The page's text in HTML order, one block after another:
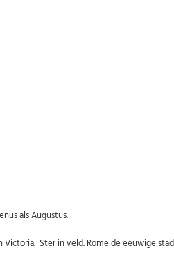
als Augustus.
Victoria. Ster in veld. Rome de eeuwige